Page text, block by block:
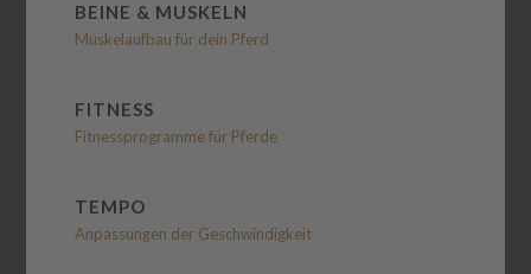
BEINE & MUSKELN
Muskelaufbau für dein Pferd
FITNESS
Fitnessprogramme für Pferde
TEMPO
Anpassungen der Geschwindigkeit